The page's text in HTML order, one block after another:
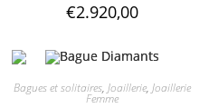
€2.920,00
Bagues et solitaires, Joaillerie, Joaillerie
Femme